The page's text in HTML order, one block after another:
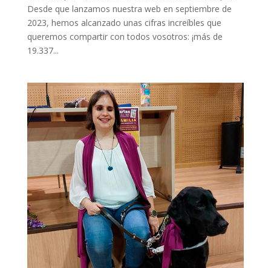
Desde que lanzamos nuestra web en septiembre de
2023, hemos alcanzado unas cifras increíbles que
queremos compartir con todos vosotros: ¡más de
19.337...